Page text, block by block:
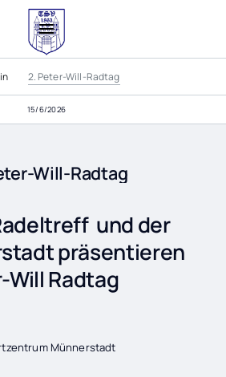
2. Peter-Will-Radtag
15/6/2026
Will-Radtag
und der
präsentieren
Will Radtag
Münnerstadt